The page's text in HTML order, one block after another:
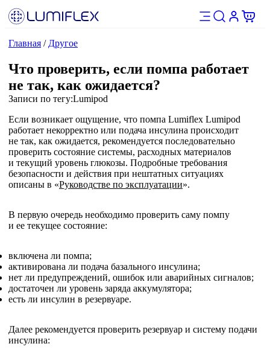
Главная / Другое
Что проверить, если помпа работает
не так, как ожидается?
Записи по тегу:Lumipod
Если возникает ощущение, что помпа Lumiflex Lumipod
работает некорректно или подача инсулина происходит
не так, как ожидается, рекомендуется последовательно
проверить состояние системы, расходных материалов
и текущий уровень глюкозы. Подробные требования
безопасности и действия при нештатных ситуациях
описаны в «Руководстве по эксплуатации».
В первую очередь необходимо проверить саму помпу
и ее текущее состояние:
включена ли помпа;
активирована ли подача базального инсулина;
нет ли предупреждений, ошибок или аварийных сигналов;
достаточен ли уровень заряда аккумулятора;
есть ли инсулин в резервуаре.
Далее рекомендуется проверить резервуар и систему подачи
инсулина: